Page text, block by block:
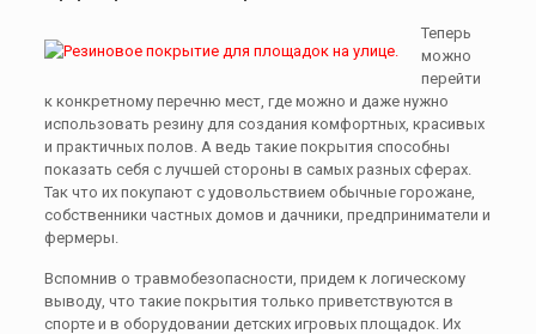
Теперь
можно
перейти
к конкретному перечню мест, где можно и даже нужно
использовать резину для создания комфортных, красивых
и практичных полов. А ведь такие покрытия способны
показать себя с лучшей стороны в самых разных сферах.
Так что их покупают с удовольствием обычные горожане,
собственники частных домов и дачники, предприниматели и
фермеры.
Вспомнив о травмобезопасности, придем к логическому
выводу, что такие покрытия только приветствуются в
спорте и в оборудовании детских игровых площадок. Их